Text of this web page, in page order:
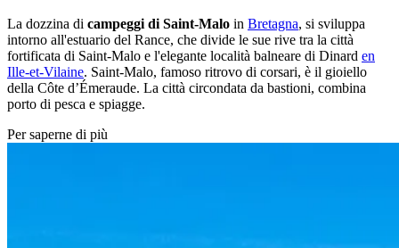
La dozzina di campeggi di Saint-Malo in Bretagna, si sviluppa
intorno all'estuario del Rance, che divide le sue rive tra la città
fortificata di Saint-Malo e l'elegante località balneare di Dinard en
Ille-et-Vilaine. Saint-Malo, famoso ritrovo di corsari, è il gioiello
della Côte d’Émeraude. La città circondata da bastioni, combina
porto di pesca e spiagge.
Per saperne di più